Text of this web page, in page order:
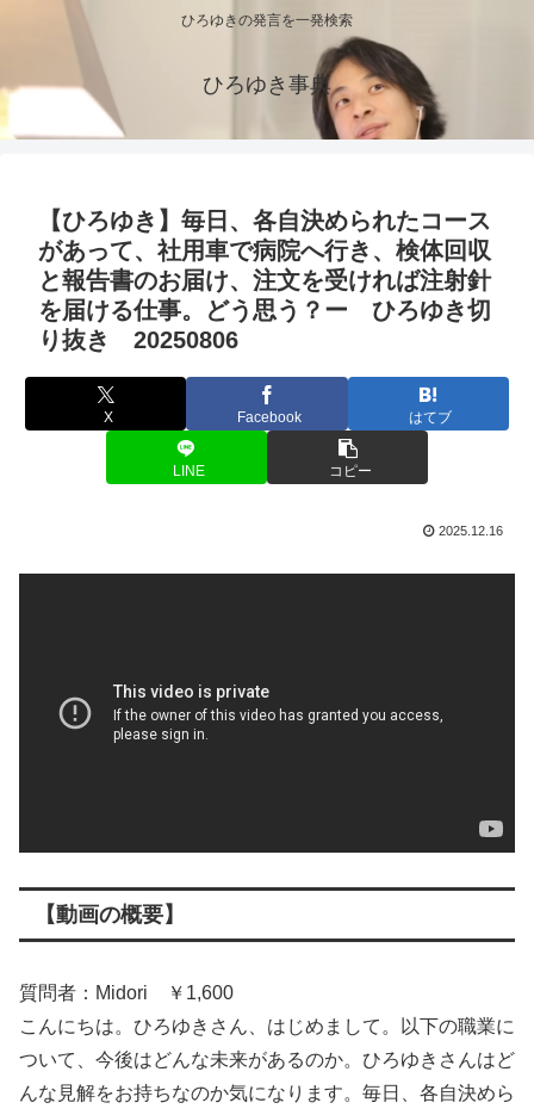
ひろゆきの発言を一発検索
ひろゆき事典
【ひろゆき】毎日、各自決められたコース
があって、社用車で病院へ行き、検体回収
と報告書のお届け、注文を受ければ注射針
を届ける仕事。どう思う？ー ひろゆき切
り抜き 20250806
X Facebook はてブ
LINE コピー
2025.12.16
【動画の概要】
質問者：Midori ￥1,600
こんにちは。ひろゆきさん、はじめまして。以下の職業に
ついて、今後はどんな未来があるのか。ひろゆきさんはど
んな見解をお持ちなのか気になります。毎日、各自決めら